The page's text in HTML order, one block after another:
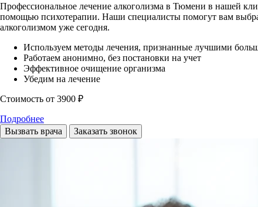
Профессиональное лечение алкоголизма в Тюмени в нашей
помощью психотерапии. Наши специалисты помогут вам
алкоголизмом уже сегодня.
Используем методы лечения, признанные лучшими
Работаем анонимно, без постановки на учет
Эффективное очищение организма
Убедим на лечение
Стоимость от 3900 ₽
Подробнее
Вызвать врача
Заказать звонок